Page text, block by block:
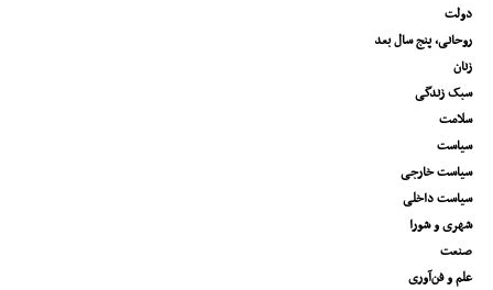
دولت
روحانی، پنج سال بعد
زنان
سبک زندگی
سلامت
سیاست
سیاست خارجی
سیاست داخلی
شهری و شورا
صنعت
علم و فن‌آوری